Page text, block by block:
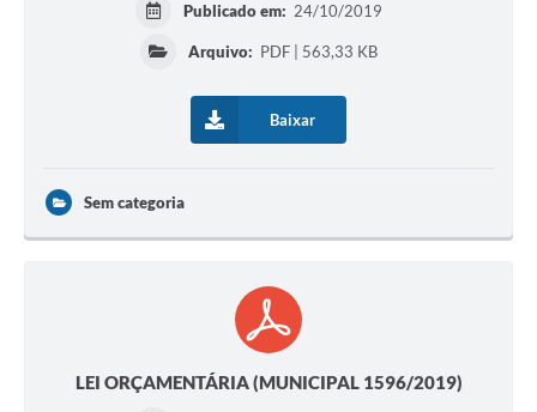
Publicado em: 24/10/2019
Arquivo: PDF | 563,33 KB
Baixar
Sem categoria
LEI ORÇAMENTÁRIA (MUNICIPAL 1596/2019)